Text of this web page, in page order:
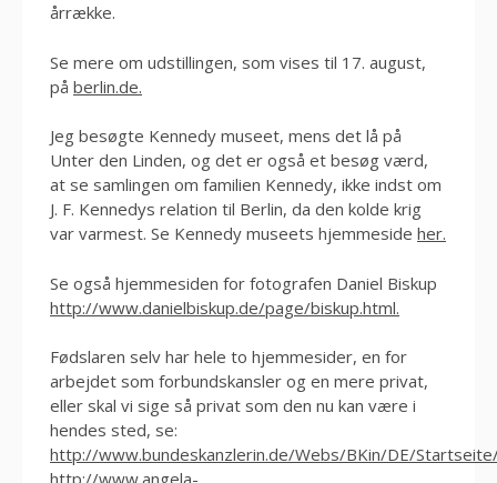
årrække.
Se mere om udstillingen, som vises til 17. august,
på berlin.de.
Jeg besøgte Kennedy museet, mens det lå på
Unter den Linden, og det er også et besøg værd,
at se samlingen om familien Kennedy, ikke indst om
J. F. Kennedys relation til Berlin, da den kolde krig
var varmest. Se Kennedy museets hjemmeside her.
Se også hjemmesiden for fotografen Daniel Biskup
http://www.danielbiskup.de/page/biskup.html.
Fødslaren selv har hele to hjemmesider, en for
arbejdet som forbundskansler og en mere privat,
eller skal vi sige så privat som den nu kan være i
hendes sted, se:
http://www.bundeskanzlerin.de/Webs/BKin/DE/
http://www.angela-